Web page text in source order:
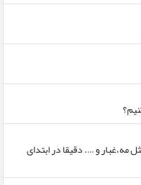
مه،غبار و …. دقیقا در ابتدای